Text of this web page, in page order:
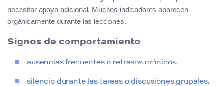
necesitar apoyo adicional. Muchos indicadores aparecen
orgánicamente durante las lecciones.
Signos de comportamiento
ausencias frecuentes o retrasos crónicos.
silencio durante las tareas o discusiones grupales.